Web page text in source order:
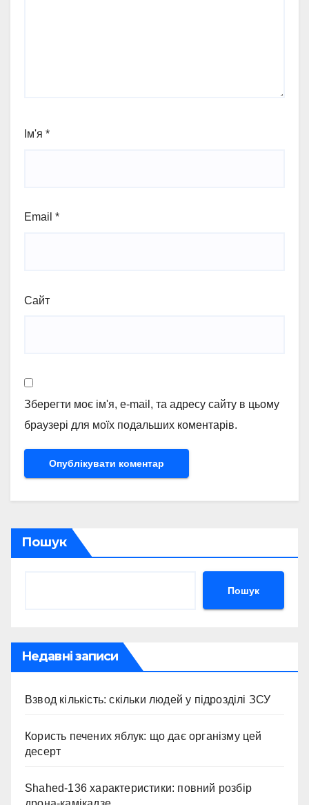
Ім'я *
Email *
Сайт
Зберегти моє ім'я, e-mail, та адресу сайту в цьому
браузері для моїх подальших коментарів.
Пошук
Пошук
Недавні записи
Взвод кількість: скільки людей у підрозділі ЗСУ
Користь печених яблук: що дає організму цей
десерт
Shahed-136 характеристики: повний розбір